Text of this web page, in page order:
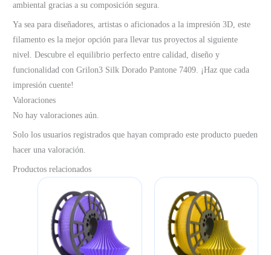
ambiental gracias a su composición segura.
Ya sea para diseñadores, artistas o aficionados a la impresión 3D, este
filamento es la mejor opción para llevar tus proyectos al siguiente
nivel. Descubre el equilibrio perfecto entre calidad, diseño y
funcionalidad con Grilon3 Silk Dorado Pantone 7409. ¡Haz que cada
impresión cuente!
Valoraciones
No hay valoraciones aún.
Solo los usuarios registrados que hayan comprado este producto pueden
hacer una valoración.
Productos relacionados